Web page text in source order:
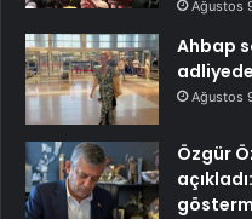
Ağustos
Ahbap
adliyede
Ağustos
Özgür